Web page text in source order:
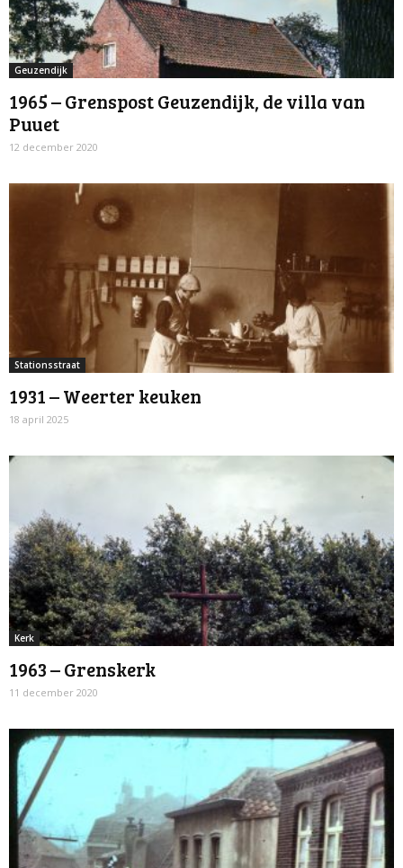
Geuzendijk
1965 – Grenspost Geuzendijk, de villa van
Puuet
12 december 2020
Stationsstraat
1931 – Weerter keuken
18 april 2025
Kerk
1963 – Grenskerk
11 december 2020